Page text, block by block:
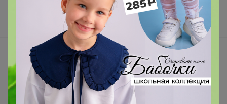
support@24-ok.ru
Написать в поддержку
Защита покупателя
Помощь